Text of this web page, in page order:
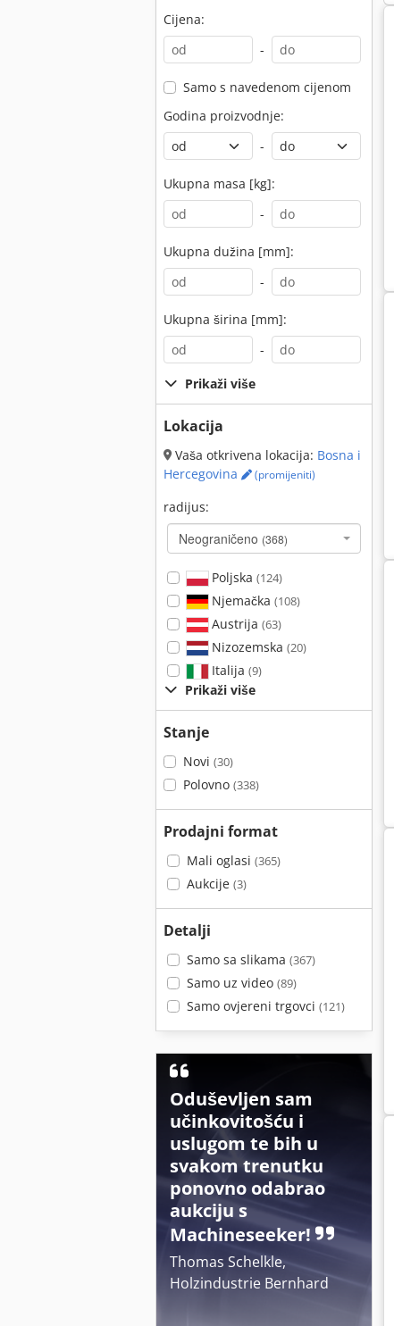
Cijena:
-
Samo s navedenom cijenom
Godina proizvodnje:
-
Ukupna masa [kg]:
-
Ukupna dužina [mm]:
-
Ukupna širina [mm]:
-
Prikaži više
Lokacija
Vaša otkrivena lokacija: Bosna i
Hercegovina
(promijeniti)
radijus:
Neograničeno (368)
Poljska (124)
Njemačka (108)
Austrija (63)
Nizozemska (20)
Italija (9)
Prikaži više
Stanje
Novi (30)
Polovno (338)
Prodajni format
Mali oglasi (365)
Aukcije (3)
Detalji
Samo sa slikama (367)
Samo uz video (89)
Samo ovjereni trgovci (121)
Oduševljen sam
učinkovitošću i
uslugom te bih u
svakom trenutku
ponovno odabrao
aukciju s
Machineseeker!
Thomas Schelkle,
Holzindustrie Bernhard